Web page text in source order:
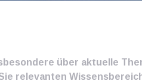
über aktuelle
relevanten